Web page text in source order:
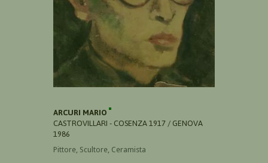
ARCURI MARIO
CASTROVILLARI - COSENZA 1917 / GENOVA
1986
Pittore, Scultore, Ceramista